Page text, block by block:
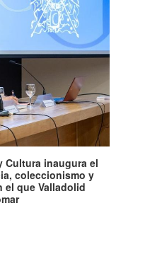
Cultura inaugura el
coleccionismo y
el que Valladolid